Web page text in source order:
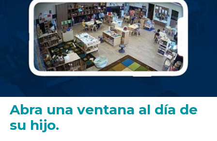
Abra una ventana al día de
su hijo.